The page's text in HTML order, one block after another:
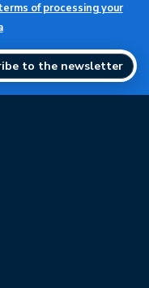
of processing your
to the newsletter